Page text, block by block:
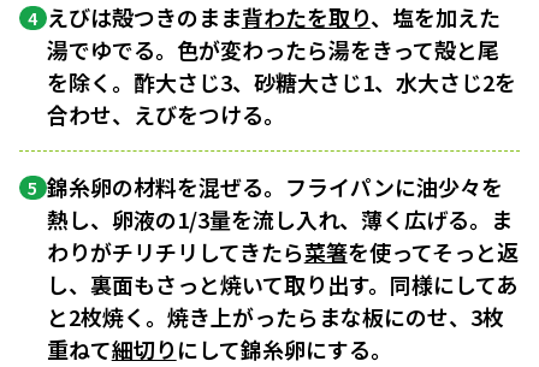
4 えびは殻つきのまま背わたを取り、塩を加えた
湯でゆでる。色が変わったら湯をきって殻と尾
を除く。酢大さじ3、砂糖大さじ1、水大さじ2を
合わせ、えびをつける。
5 錦糸卵の材料を混ぜる。フライパンに油少々を
熱し、卵液の1/3量を流し入れ、薄く広げる。ま
わりがチリチリしてきたら菜箸を使ってそっと返
し、裏面もさっと焼いて取り出す。同様にしてあ
と2枚焼く。焼き上がったらまな板にのせ、3枚
重ねて細切りにして錦糸卵にする。